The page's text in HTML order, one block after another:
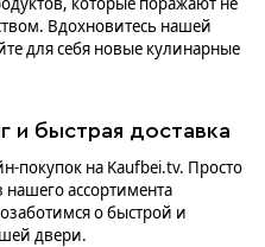
Вдохновитесь нашей
для себя новые кулинарные
и быстрая доставка
покупок на Kaufbei.tv. Просто
ассортимента
о быстрой и
двери.